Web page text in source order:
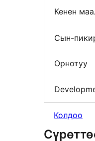
Кенен
Сын-
Орнотуу
Колдоо